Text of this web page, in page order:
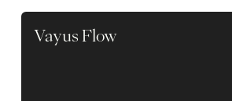
Vayus Flow